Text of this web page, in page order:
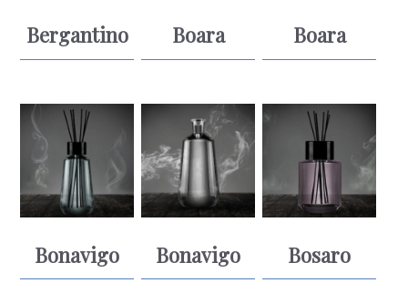
Bergantino Boara Boara
Bonavigo Bonavigo Bosaro